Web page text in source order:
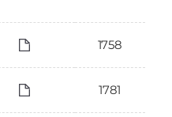
1758
1781